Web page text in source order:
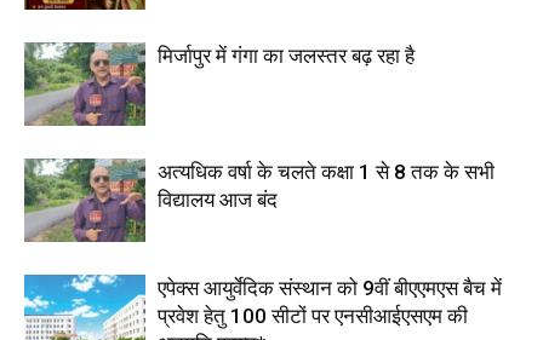
मिर्जापुर में गंगा का जलस्तर बढ़ रहा है
अत्यधिक वर्षा के चलते कक्षा 1 से 8 तक के सभी
विद्यालय आज बंद
एपेक्स आयुर्वेदिक संस्थान को 9वीं बीएएमएस बैच में
प्रवेश हेतु 100 सीटों पर एनसीआईएसएम की